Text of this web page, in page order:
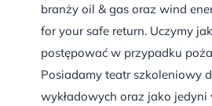
branży oil & gas oraz wind
for your safe return. Uczymy
postępować w przypadku
Posiadamy teatr szkoleniowy
wykładowych oraz jako